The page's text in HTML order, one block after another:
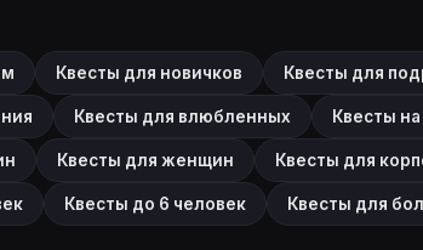
Квесты для новичков Квесты для
Квесты для влюбленных Квесты
Квесты для женщин Квесты для
Квесты до 6 человек Квесты для